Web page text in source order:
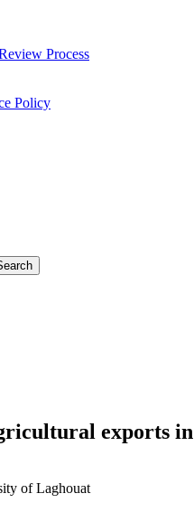
Process
Policy
exports
of Laghouat